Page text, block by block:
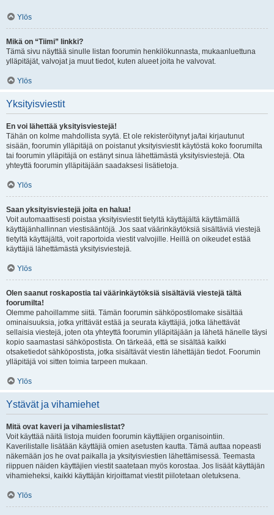
Ylös
Mikä on “Tiimi” linkki?
Tämä sivu näyttää sinulle listan foorumin henkilökunnasta, mukaanluettuna
ylläpitäjät, valvojat ja muut tiedot, kuten alueet joita he valvovat.
Ylös
Yksityisviestit
En voi lähettää yksityisviestejä!
Tähän on kolme mahdollista syytä. Et ole rekisteröitynyt ja/tai kirjautunut
sisään, foorumin ylläpitäjä on poistanut yksityisviestit käytöstä koko foorumilta
tai foorumin ylläpitäjä on estänyt sinua lähettämästä yksityisviestejä. Ota
yhteyttä foorumin ylläpitäjään saadaksesi lisätietoja.
Ylös
Saan yksityisviestejä joita en halua!
Voit automaattisesti poistaa yksityisviestit tietyltä käyttäjältä käyttämällä
käyttäjänhallinnan viestisääntöjä. Jos saat väärinkäytöksiä sisältäviä viestejä
tietyltä käyttäjältä, voit raportoida viestit valvojille. Heillä on oikeudet estää
käyttäjiä lähettämästä yksityisviestejä.
Ylös
Olen saanut roskapostia tai väärinkäytöksiä sisältäviä viestejä tältä
foorumilta!
Olemme pahoillamme siitä. Tämän foorumin sähköpostilomake sisältää
ominaisuuksia, jotka yrittävät estää ja seurata käyttäjiä, jotka lähettävät
sellaisia viestejä, joten ota yhteyttä foorumin ylläpitäjään ja lähetä hänelle täysi
kopio saamastasi sähköpostista. On tärkeää, että se sisältää kaikki
otsaketiedot sähköpostista, jotka sisältävät viestin lähettäjän tiedot. Foorumin
ylläpitäjä voi sitten toimia tarpeen mukaan.
Ylös
Ystävät ja vihamiehet
Mitä ovat kaveri ja vihamieslistat?
Voit käyttää näitä listoja muiden foorumin käyttäjien organisointiin.
Kaverilistalle lisätään käyttäjiä omien asetusten kautta. Tämä auttaa nopeasti
näkemään jos he ovat paikalla ja yksityisviestien lähettämisessä. Teemasta
riippuen näiden käyttäjien viestit saatetaan myös korostaa. Jos lisäät käyttäjän
vihamieheksi, kaikki käyttäjän kirjoittamat viestit piilotetaan oletuksena.
Ylös